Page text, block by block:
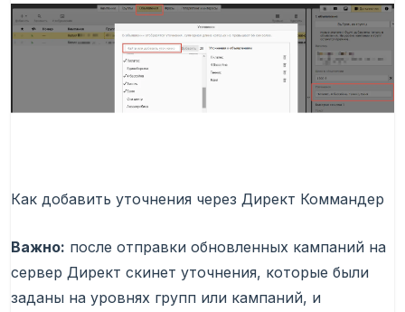
Как добавить уточнения через Директ Коммандер
Важно: после отправки обновленных кампаний на
сервер Директ скинет уточнения, которые были
заданы на уровнях групп или кампаний, и